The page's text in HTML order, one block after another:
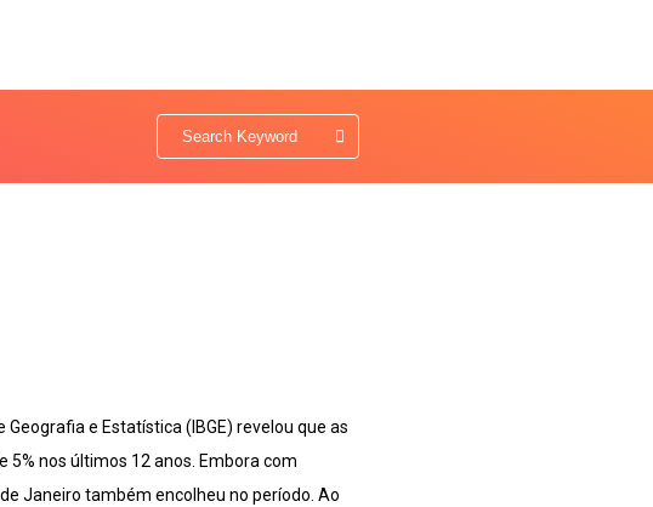
e Estatística (IBGE) revelou que as
5% nos últimos 12 anos. Embora com
Janeiro também encolheu no período. Ao